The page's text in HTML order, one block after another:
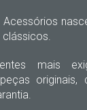
mais
originais,